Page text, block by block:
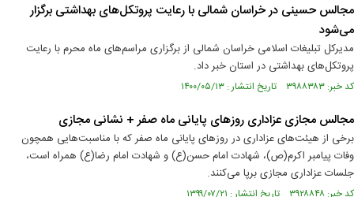
مجالس حسینی در خراسان شمالی با رعایت پروتکل‌های بهداشتی برگزار
می‌شود
مدیرکل تبلیغات اسلامی خراسان شمالی از برگزاری مراسم‌های ماه محرم با رعایت
پروتکل‌های بهداشتی در استان خبر داد.
کد خبر: ۳۹۸۸۳۸۳ تاریخ انتشار : ۱۴۰۰/۰۵/۱۳
مجالس مجازی عزاداری روز‌های پایانی ماه صفر + نشانی مجازی
برخی از هیئت‌های عزاداری در روز‌های پایانی ماه صفر که با مناسبت‌هایی همچون
وفات پیامبر اکرم(ص)، شهادت امام حسن‌(ع) و شهادت امام رضا‌(ع) همراه است،
جلسات عزاداری مجازی برپا می‌کنند.
کد خبر: ۳۹۲۸۸۴۸ تاریخ انتشار : ۱۳۹۹/۰۷/۲۱